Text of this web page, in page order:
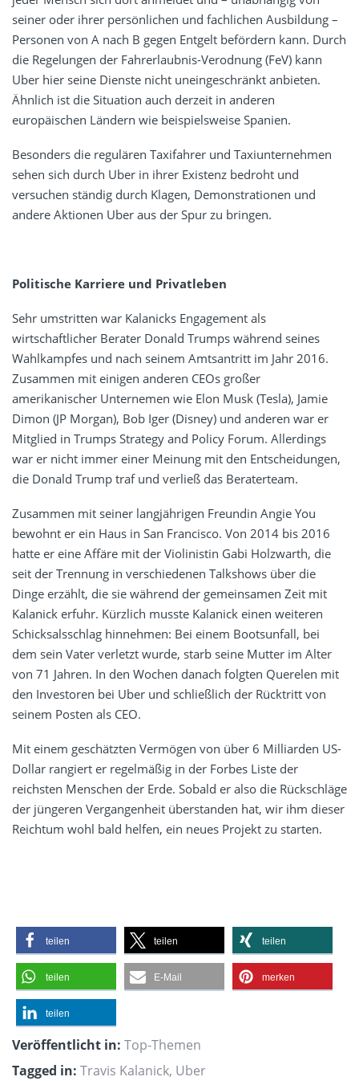
seiner oder ihrer persönlichen und fachlichen Ausbildung –
Personen von A nach B gegen Entgelt befördern kann. Durch
die Regelungen der Fahrerlaubnis-Verodnung (FeV) kann
Uber hier seine Dienste nicht uneingeschränkt anbieten.
Ähnlich ist die Situation auch derzeit in anderen
europäischen Ländern wie beispielsweise Spanien.
Besonders die regulären Taxifahrer und Taxiunternehmen
sehen sich durch Uber in ihrer Existenz bedroht und
versuchen ständig durch Klagen, Demonstrationen und
andere Aktionen Uber aus der Spur zu bringen.
Politische Karriere und Privatleben
Sehr umstritten war Kalanicks Engagement als
wirtschaftlicher Berater Donald Trumps während seines
Wahlkampfes und nach seinem Amtsantritt im Jahr 2016.
Zusammen mit einigen anderen CEOs großer
amerikanischer Unternemen wie Elon Musk (Tesla), Jamie
Dimon (JP Morgan), Bob Iger (Disney) und anderen war er
Mitglied in Trumps Strategy and Policy Forum. Allerdings
war er nicht immer einer Meinung mit den Entscheidungen,
die Donald Trump traf und verließ das Beraterteam.
Zusammen mit seiner langjährigen Freundin Angie You
bewohnt er ein Haus in San Francisco. Von 2014 bis 2016
hatte er eine Affäre mit der Violinistin Gabi Holzwarth, die
seit der Trennung in verschiedenen Talkshows über die
Dinge erzählt, die sie während der gemeinsamen Zeit mit
Kalanick erfuhr. Kürzlich musste Kalanick einen weiteren
Schicksalsschlag hinnehmen: Bei einem Bootsunfall, bei
dem sein Vater verletzt wurde, starb seine Mutter im Alter
von 71 Jahren. In den Wochen danach folgten Querelen mit
den Investoren bei Uber und schließlich der Rücktritt von
seinem Posten als CEO.
Mit einem geschätzten Vermögen von über 6 Milliarden US-
Dollar rangiert er regelmäßig in der Forbes Liste der
reichsten Menschen der Erde. Sobald er also die Rückschläge
der jüngeren Vergangenheit überstanden hat, wir ihm dieser
Reichtum wohl bald helfen, ein neues Projekt zu starten.
teilen teilen teilen
teilen E-Mail merken
teilen
Veröffentlicht in: Top-Themen
Tagged in: Travis Kalanick, Uber